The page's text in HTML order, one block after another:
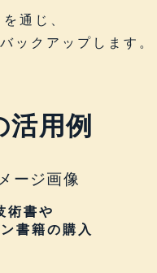
通じ、
ックアップします。
活用例
術書や
書籍の購入